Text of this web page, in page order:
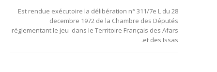
Est rendue exécutoire la délibération n° 311/7e L du 28
decembre 1972 de la Chambre des Députés
réglementant le jeu dans le Territoire Français des Afars
et des Issas.